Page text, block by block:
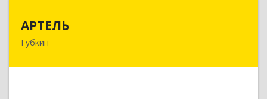
АРТЕЛЬ
Губкин309181, Белгородская обл, Губкинский р-н,